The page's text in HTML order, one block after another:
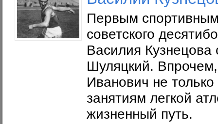
Первым
советского
Василия
Шуляцкий.
Иванович не
занятиям легкой
жизненный путь.